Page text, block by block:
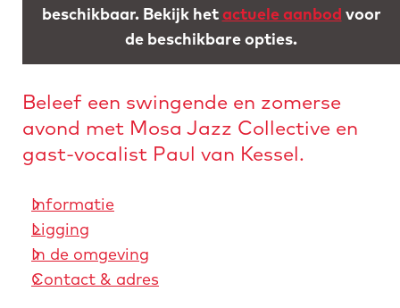
beschikbaar. Bekijk hetactuele aanbod voor
de beschikbare opties.
Beleef een swingende en zomerse
avond met Mosa Jazz Collective en
gast-vocalist Paul van Kessel.
Informatie
Ligging
In de omgeving
Contact & adres